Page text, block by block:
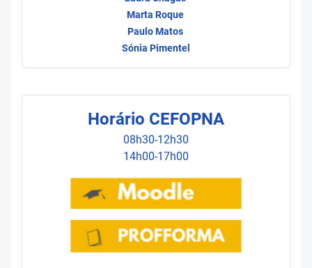
Horário CEFOPNA
08h30-12h30
14h00-17h00
Marta Roque
Paulo Matos
Sónia Pimentel